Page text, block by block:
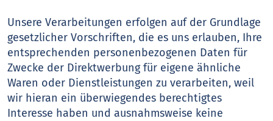
Unsere Verarbeitungen erfolgen auf der Grundlage
gesetzlicher Vorschriften, die es uns erlauben, Ihre
entsprechenden personenbezogenen Daten für
Zwecke der Direktwerbung für eigene ähnliche
Waren oder Dienstleistungen zu verarbeiten, weil
wir hieran ein überwiegendes berechtigtes
Interesse haben und ausnahmsweise keine